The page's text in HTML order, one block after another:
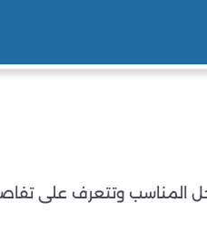
المناسب وتتعرف على